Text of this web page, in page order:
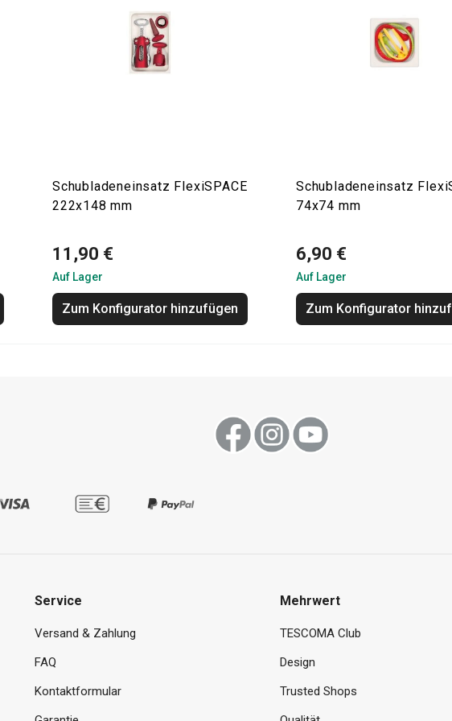
Schubladeneinsatz FlexiSPACE
222x148 mm
11,90 €
Auf Lager
Zum Konfigurator hinzufügen
Schubladeneinsatz
74x74 mm
6,90 €
Auf Lager
Zum Konfigurator
Service
Versand & Zahlung
FAQ
Kontaktformular
Mehrwert
TESCOMA Club
Design
Trusted Shops